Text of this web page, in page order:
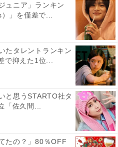
ュニア」ランキン
」を僅差で...
たタレントランキン
で抑えた1位...
と思うSTARTO社タ
「佐久間...
たの？」80％OFF